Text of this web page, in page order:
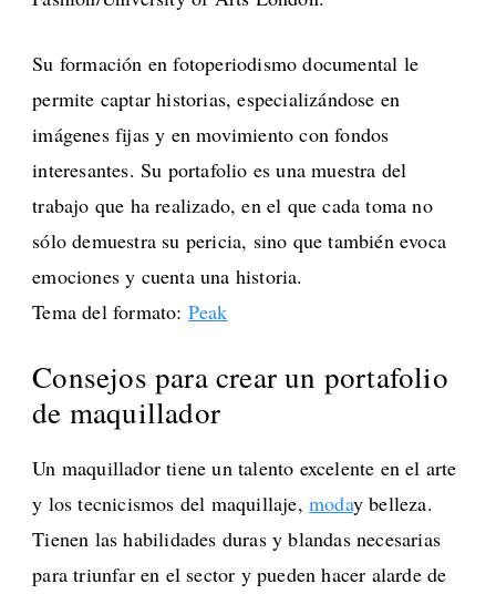
Su formación en fotoperiodismo documental le
permite captar historias, especializándose en
imágenes fijas y en movimiento con fondos
interesantes. Su portafolio es una muestra del
trabajo que ha realizado, en el que cada toma no
sólo demuestra su pericia, sino que también evoca
emociones y cuenta una historia.
Tema del formato: Peak
Consejos para crear un portafolio
de maquillador
Un maquillador tiene un talento excelente en el arte
y los tecnicismos del maquillaje,moday belleza.
Tienen las habilidades duras y blandas necesarias
para triunfar en el sector y pueden hacer alarde de